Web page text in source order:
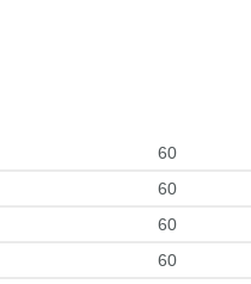
60
60
60
60